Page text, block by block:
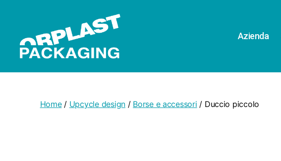
Packaging
Azienda
Home/ Upcycle design/ Borse e accessori / Duccio piccolo